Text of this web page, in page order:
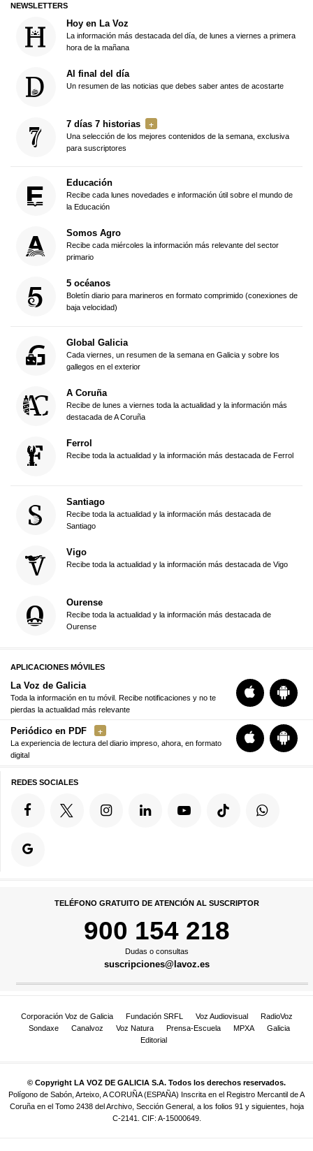
NEWSLETTERS
Hoy en La Voz
La información más destacada del día, de lunes a viernes a primera
hora de la mañana
Al final del día
Un resumen de las noticias que debes saber antes de acostarte
7 días 7 historias
Una selección de los mejores contenidos de la semana, exclusiva
para suscriptores
Educación
Recibe cada lunes novedades e información útil sobre el mundo de
la Educación
Somos Agro
Recibe cada miércoles la información más relevante del sector
primario
5 océanos
Boletín diario para marineros en formato comprimido (conexiones de
baja velocidad)
Global Galicia
Cada viernes, un resumen de la semana en Galicia y sobre los
gallegos en el exterior
A Coruña
Recibe de lunes a viernes toda la actualidad y la información más
destacada de A Coruña
Ferrol
Recibe toda la actualidad y la información más destacada de Ferrol
Santiago
Recibe toda la actualidad y la información más destacada de
Santiago
Vigo
Recibe toda la actualidad y la información más destacada de Vigo
Ourense
Recibe toda la actualidad y la información más destacada de
Ourense
APLICACIONES MÓVILES
La Voz de Galicia
Toda la información en tu móvil. Recibe notificaciones y no te
pierdas la actualidad más relevante
Periódico en PDF
La experiencia de lectura del diario impreso, ahora, en formato
digital
REDES SOCIALES
TELÉFONO GRATUITO DE ATENCIÓN AL SUSCRIPTOR
900 154 218
Dudas o consultas
suscripciones@lavoz.es
Corporación Voz de Galicia Fundación SRFL Voz Audiovisual
RadioVoz
Sondaxe
Canalvoz Voz Natura Prensa-Escuela MPXA
Galicia
Editorial
© Copyright LA VOZ DE GALICIA S.A. Todos los derechos reservados.
Polígono de Sabón, Arteixo, A CORUÑA (ESPAÑA) Inscrita en el Registro Mercantil de A
Coruña en el Tomo 2438 del Archivo, Sección General, a los folios 91 y siguientes, hoja
C-2141. CIF: A-15000649.